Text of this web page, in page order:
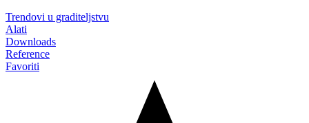
Trendovi u graditeljstvu
Alati
Downloads
Reference
Favoriti